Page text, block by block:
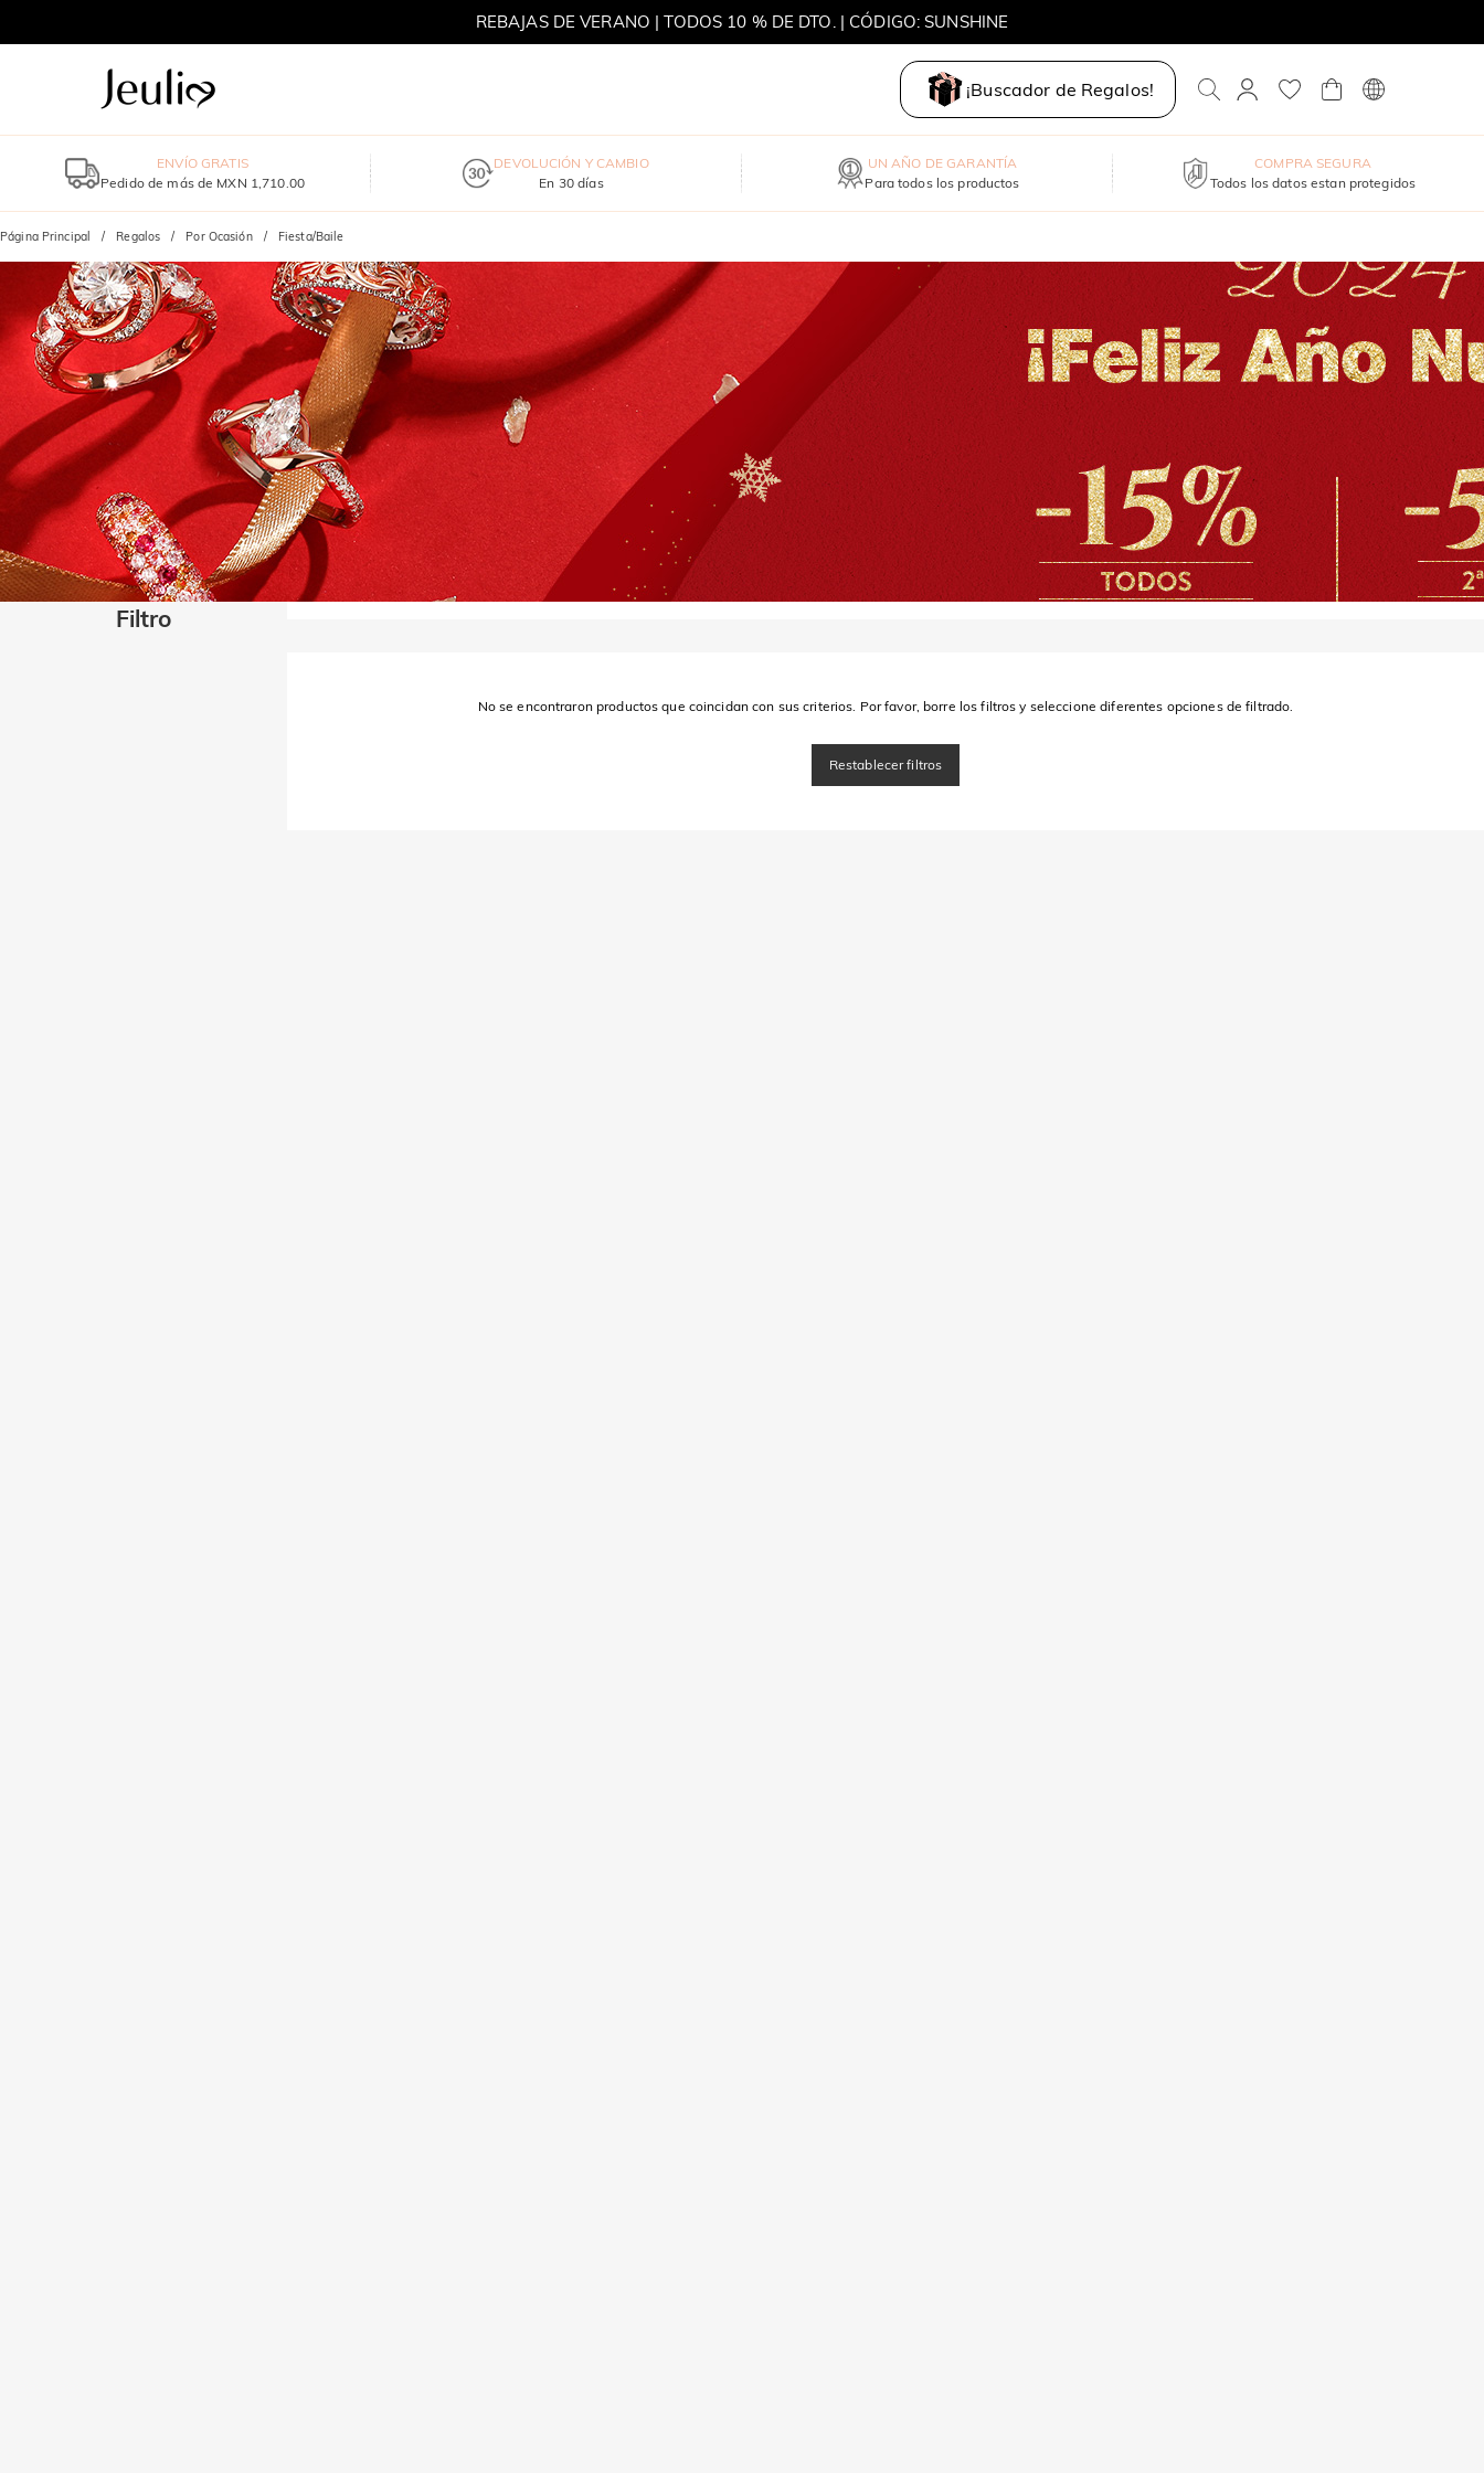
REBAJAS DE VERANO | TODOS 10 % DE DTO. | CÓDIGO: SUNSHINE
REBAJAS DE VERANO | 15% DE DTO. DESDE MXN 3,420 | CÓDIGO: SUNSHINE
¡Buscador de Regalos!
ENVÍO GRATIS
Pedido de más de MXN 1,710.00
DEVOLUCIÓN Y CAMBIO
En 30 días
UN AÑO DE GARANTÍA
Para todos los productos
COMPRA SEGURA
Todos los datos estan protegidos
Página Principal Regalos Por Ocasión Fiesta/Baile
Filtro
No se encontraron productos que coincidan con sus criterios. Por favor, borre los filtros y seleccione diferentes opciones de filtrado.
Restablecer filtros